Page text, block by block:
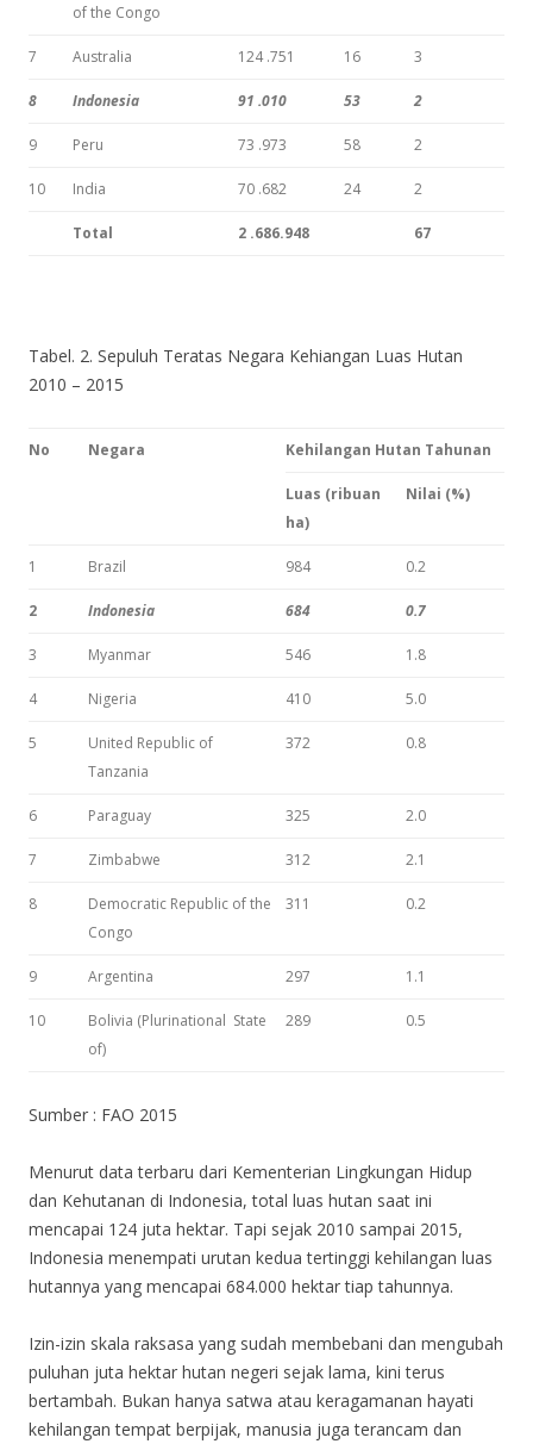
of the Congo
7 Australia 124 .751 16 3
8 Indonesia 91 .010 53 2
9 Peru 73 .973 58 2
10 India 70 .682 24 2
Total 2 .686.948 67
Tabel. 2. Sepuluh Teratas Negara Kehiangan Luas Hutan
2010 – 2015
No Negara Kehilangan Hutan Tahunan
Luas (ribuan
ha)
Nilai (%)
1 Brazil 984 0.2
2 Indonesia 684 0.7
3 Myanmar 546 1.8
4 Nigeria 410 5.0
5
United Republic of
Tanzania
372 0.8
6 Paraguay 325 2.0
7 Zimbabwe 312 2.1
8
Democratic Republic of the
Congo
311 0.2
9 Argentina 297 1.1
10
Bolivia (Plurinational State
of)
289 0.5
Sumber : FAO 2015
Menurut data terbaru dari Kementerian Lingkungan Hidup
dan Kehutanan di Indonesia, total luas hutan saat ini
mencapai 124 juta hektar. Tapi sejak 2010 sampai 2015,
Indonesia menempati urutan kedua tertinggi kehilangan luas
hutannya yang mencapai 684.000 hektar tiap tahunnya.
Izin-izin skala raksasa yang sudah membebani dan mengubah
puluhan juta hektar hutan negeri sejak lama, kini terus
bertambah. Bukan hanya satwa atau keragamanan hayati
kehilangan tempat berpijak, manusia juga terancam dan